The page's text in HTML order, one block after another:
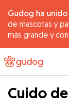
Gudog ha unido
de mascotas y
más grande y
Cuido